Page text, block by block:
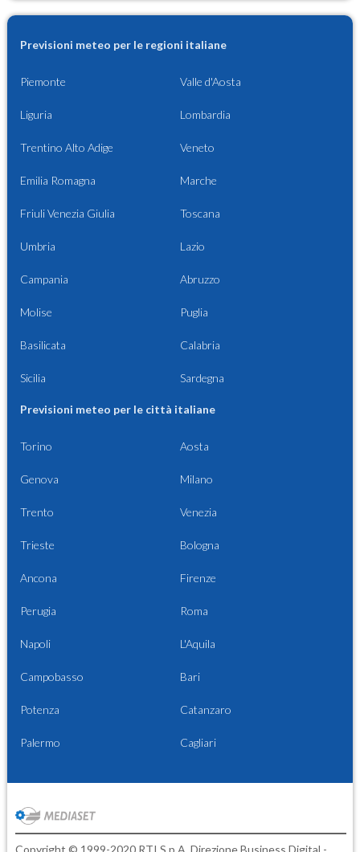
Previsioni meteo per le regioni italiane
Piemonte Valle d'Aosta
Liguria Lombardia
Trentino Alto Adige Veneto
Emilia Romagna Marche
Friuli Venezia Giulia Toscana
Umbria Lazio
Campania Abruzzo
Molise Puglia
Basilicata Calabria
Sicilia Sardegna
Previsioni meteo per le città italiane
Torino Aosta
Genova Milano
Trento Venezia
Trieste Bologna
Ancona Firenze
Perugia Roma
Napoli L'Aquila
Campobasso Bari
Potenza Catanzaro
Palermo Cagliari
Copyright © 1999-2020 RTI S.p.A. Direzione Business Digital -